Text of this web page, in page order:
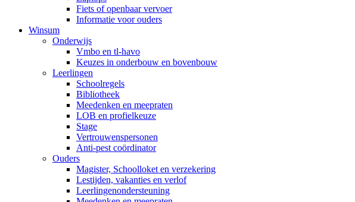
Fiets of openbaar vervoer
Informatie voor ouders
Winsum
Onderwijs
Vmbo en tl-havo
Keuzes in onderbouw en bovenbouw
Leerlingen
Schoolregels
Bibliotheek
Meedenken en meepraten
LOB en profielkeuze
Stage
Vertrouwenspersonen
Anti-pest coördinator
Ouders
Magister, Schoolloket en verzekering
Lestijden, vakanties en verlof
Leerlingenondersteuning